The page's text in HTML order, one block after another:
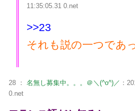
11:35:05.31 0.net
>>23
それも説の一つであ
28 ： 名無し募集中。。。＠＼(^o^)／ ：
0.net